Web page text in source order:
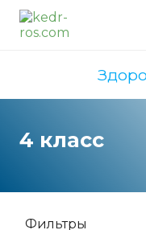
4 класс
Фильтры